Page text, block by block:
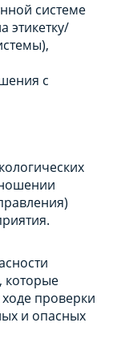
системе
этикетку/
с
которые
проверки
и опасных